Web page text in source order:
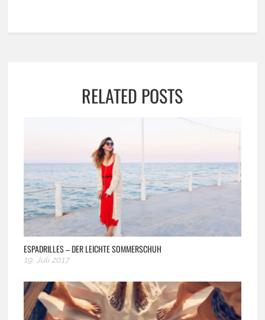
RELATED POSTS
ESPADRILLES – DER LEICHTE SOMMERSCHUH
19. Juli 2017